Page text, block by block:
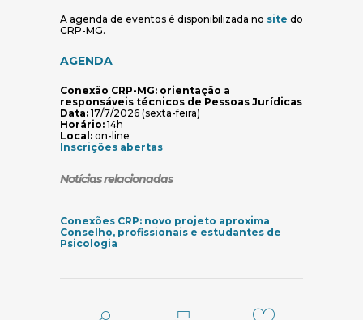
A agenda de eventos é disponibilizada no site (abre em
do
CRP-MG.
AGENDA
Conexão CRP-MG: orientação a
responsáveis técnicos de Pessoas Jurídicas
Data: 17/7/2026 (sexta-feira)
Horário: 14h
Local: on-line
Inscrições abertas(abre em nova janela)
Notícias relacionadas
Conexões CRP: novo projeto aproxima
Conselho, profissionais e estudantes de
Psicologia